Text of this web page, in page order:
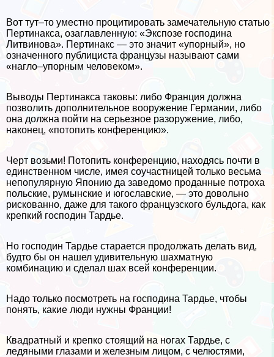
Вот тут–то уместно процитировать замечательную статью
Пертинакса, озаглавленную: «Экспозе господина
Литвинова». Пертинакс — это значит «упopный», но
означенного публициста французы называют сами
«нагло–упopным человеком».
Выводы Пертинакса таковы: либо Франция должна
позволить дополнительное вооружение Германии, либо
она должна пойти на серьезное разоружение, либо,
наконец, «потопить конференцию».
Черт возьми! Потопить конференцию, находясь почти в
единственном числе, имея соучастницей только весьма
непопулярную Японию да заведомо проданные потроха
польские, румынские и югославские, — это довольно
рискованно, даже для такого французского бульдога, как
крепкий господин Тардье.
Но господин Тардье старается продолжать делать вид,
будто бы он нашел удивительную шахматную
комбинацию и сделал шах всей конференции.
Надо только посмотреть на господина Тардье, чтобы
понять, какие люди нужны Франции!
Квадратный и крепко стоящий на ногах Тардье, с
ледяными глазами и железным лицом, с челюстями,